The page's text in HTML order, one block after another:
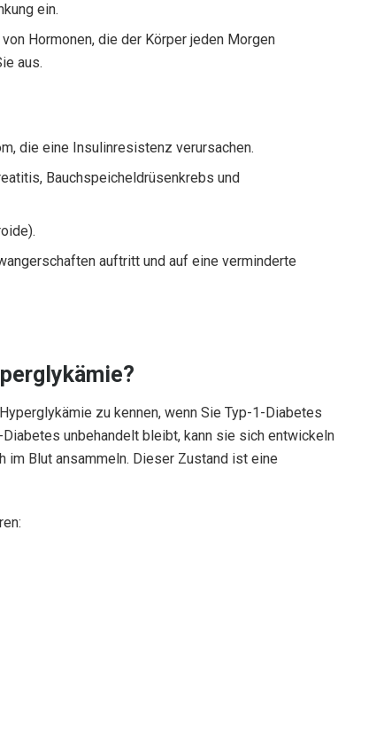
ein.
Hormonen, die der Körper jeden Morgen
aus.
die eine Insulinresistenz verursachen.
Bauchspeicheldrüsenkrebs und
auftritt und auf eine verminderte
zu kennen, wenn Sie Typ-1-Diabetes
unbehandelt bleibt, kann sie sich entwickeln
im Blut ansammeln. Dieser Zustand ist eine